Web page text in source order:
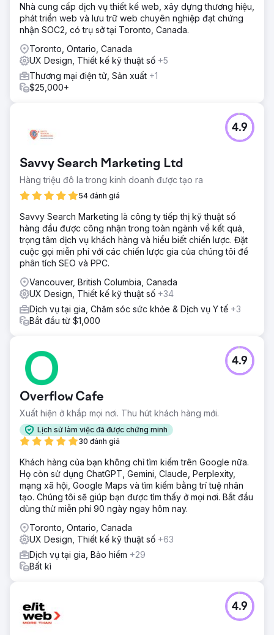
Nhà cung cấp dịch vụ thiết kế web, xây dựng thương hiệu,
phát triển web và lưu trữ web chuyên nghiệp đạt chứng
nhận SOC2, có trụ sở tại Toronto, Canada.
Toronto, Ontario, Canada
UX Design, Thiết kế kỹ thuật số +5
Thương mại điện tử, Sản xuất +1
$25,000+
Savvy Search Marketing Ltd
Hàng triệu đô la trong kinh doanh được tạo ra
54 đánh giá
4.9
Savvy Search Marketing là công ty tiếp thị kỹ thuật số
hàng đầu được công nhận trong toàn ngành về kết quả,
trọng tâm dịch vụ khách hàng và hiểu biết chiến lược. Đặt
cuộc gọi miễn phí với các chiến lược gia của chúng tôi để
phân tích SEO và PPC.
Vancouver, British Columbia, Canada
UX Design, Thiết kế kỹ thuật số +34
Dịch vụ tại gia, Chăm sóc sức khỏe & Dịch vụ Y tế +3
Bắt đầu từ $1,000
Overflow Cafe
Xuất hiện ở khắp mọi nơi. Thu hút khách hàng mới.
Lịch sử làm việc đã được chứng minh
30 đánh giá
4.9
Khách hàng của bạn không chỉ tìm kiếm trên Google nữa.
Họ còn sử dụng ChatGPT, Gemini, Claude, Perplexity,
mạng xã hội, Google Maps và tìm kiếm bằng trí tuệ nhân
tạo. Chúng tôi sẽ giúp bạn được tìm thấy ở mọi nơi. Bắt đầu
dùng thử miễn phí 90 ngày ngay hôm nay.
Toronto, Ontario, Canada
UX Design, Thiết kế kỹ thuật số +63
Dịch vụ tại gia, Bảo hiểm +29
Bất kì
4.9